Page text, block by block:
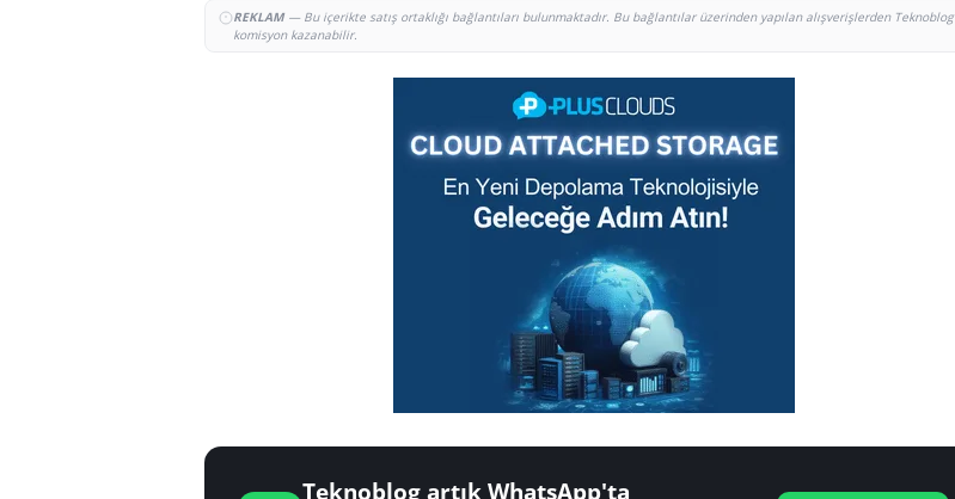
REKLAM— Bu içerikte satış ortaklığı bağlantıları bulunmaktadır. Bu bağlantılar üzerinden yapılan alışverişlerden Teknoblog
komisyon kazanabilir.
Teknoblog artık WhatsApp'ta